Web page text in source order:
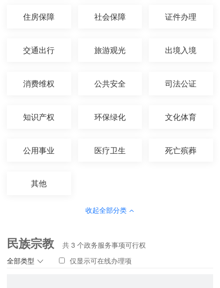
住房保障 社会保障 证件办理
交通出行 旅游观光 出境入境
消费维权 公共安全 司法公证
知识产权 环保绿化 文化体育
公用事业 医疗卫生 死亡殡葬
其他
收起全部分类
民族宗教
全部类型
共3 个政务服务事项可行权
仅显示可在线办理项